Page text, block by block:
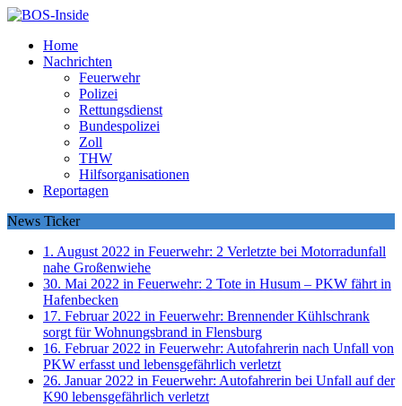
Home
Nachrichten
Feuerwehr
Polizei
Rettungsdienst
Bundespolizei
Zoll
THW
Hilfsorganisationen
Reportagen
News Ticker
1. August 2022 in Feuerwehr: 2 Verletzte bei Motorradunfall
nahe Großenwiehe
30. Mai 2022 in Feuerwehr: 2 Tote in Husum – PKW fährt in
Hafenbecken
17. Februar 2022 in Feuerwehr: Brennender Kühlschrank
sorgt für Wohnungsbrand in Flensburg
16. Februar 2022 in Feuerwehr: Autofahrerin nach Unfall von
PKW erfasst und lebensgefährlich verletzt
26. Januar 2022 in Feuerwehr: Autofahrerin bei Unfall auf der
K90 lebensgefährlich verletzt